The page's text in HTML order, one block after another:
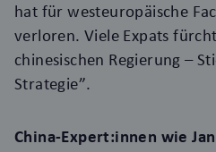
hat für westeuropäische
verloren. Viele Expats
chinesischen Regierung –
Strategie”.
China-Expert:innen wie